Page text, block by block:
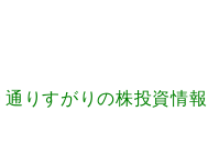
りすがりの株投資情報